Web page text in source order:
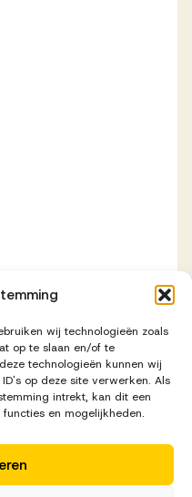
wij technologieën zoals
op te slaan en/of te
technologieën kunnen wij
op deze site verwerken. Als
intrekt, kan dit een
en mogelijkheden.